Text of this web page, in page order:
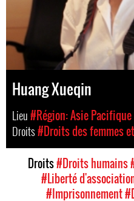
Huang Xueqin
Lieu#Région: Asie Pacifique
Droits#Droits des femmes
Droits#Droits humains
#Liberté
#Imprisonnement